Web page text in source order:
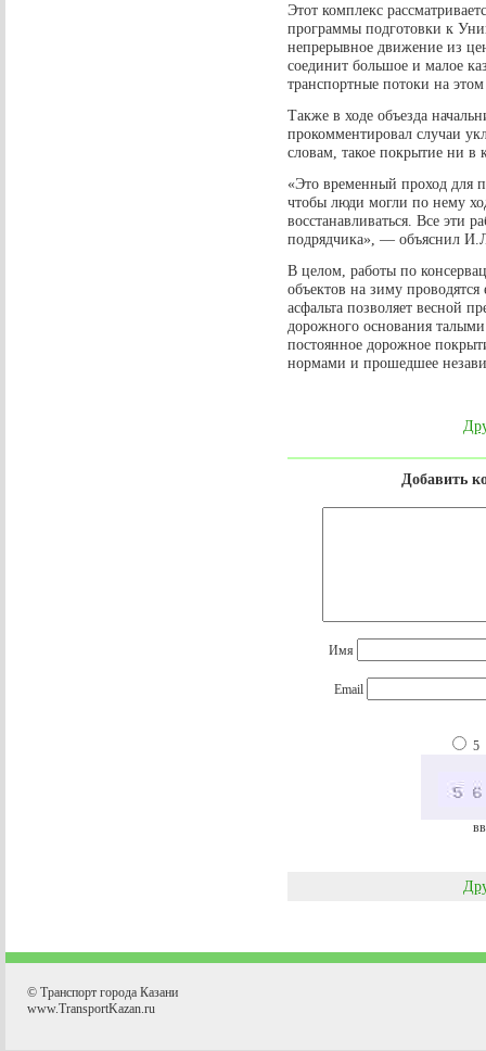
Этот комплекс
программы подготовки к
непрерывное движение из
соединит большое и малое
транспортные потоки на этом
Также в ходе объезда
прокомментировал случаи
словам, такое покрытие ни в
«Это временный проход для
чтобы люди могли по нему
восстанавливаться. Все эти
подрядчика», — объяснил
В целом, работы по
объектов на зиму
асфальта позволяет весной
дорожного основания
постоянное дорожное
нормами и прошедшее
Добавить
Имя
Email
5
© Транспорт города Казани
www.TransportKazan.ru